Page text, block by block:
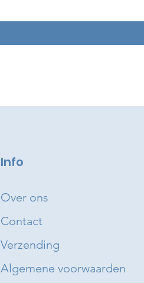
Info
Over ons
Contact
Verzending
Algemene voorwaarden